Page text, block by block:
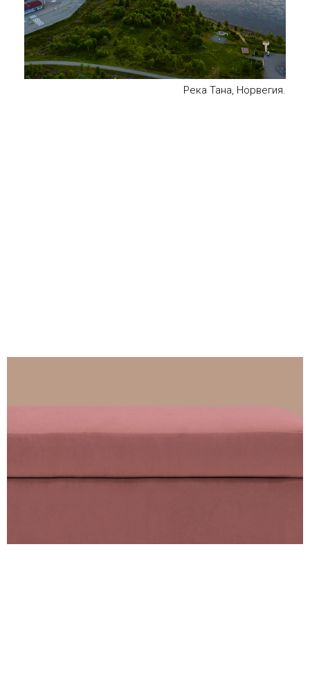
Река Тана, Норвегия.